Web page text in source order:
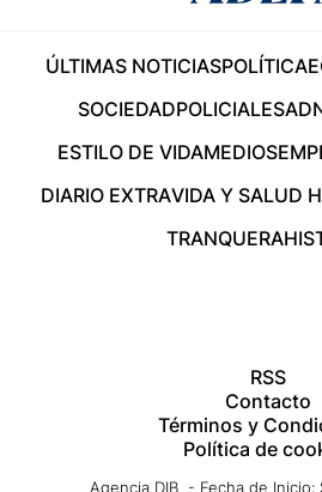
ÚLTIMAS NOTICIASPOLÍTICA
SOCIEDADPOLICIALES
ESTILO DE VIDAMEDIOS
DIARIO EXTRAVIDA Y SALUD
TRANQUERA
RSS
Contacto
Términos y
Política de
Agencia DIB - Fecha de Inicio: